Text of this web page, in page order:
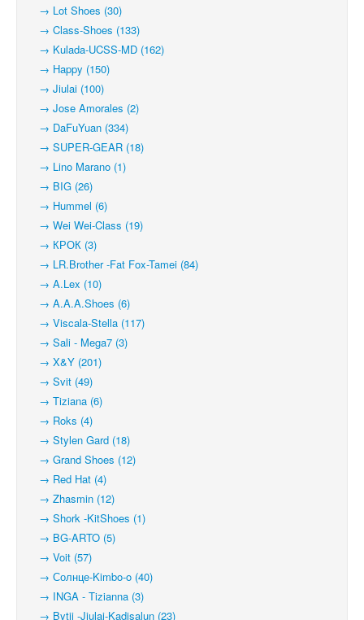
→ Lot Shoes (30)
→ Class-Shoes (133)
→ Kulada-UCSS-MD (162)
→ Happy (150)
→ Jiulai (100)
→ Jose Amorales (2)
→ DaFuYuan (334)
→ SUPER-GEAR (18)
→ Lino Marano (1)
→ BIG (26)
→ Hummel (6)
→ Wei Wei-Class (19)
→ КРОК (3)
→ LR.Brother -Fat Fox-Tamei (84)
→ A.Lex (10)
→ A.A.A.Shoes (6)
→ Viscala-Stella (117)
→ Sali - Mega7 (3)
→ X&Y (201)
→ Svit (49)
→ Tiziana (6)
→ Roks (4)
→ Stylen Gard (18)
→ Grand Shoes (12)
→ Red Hat (4)
→ Zhasmin (12)
→ Shork -KitShoes (1)
→ BG-ARTO (5)
→ Voit (57)
→ Солнце-Kimbo-o (40)
→ INGA - Tizianna (3)
→ Bytji -Jiulai-Kadisalun (23)